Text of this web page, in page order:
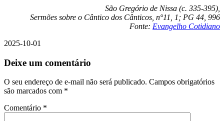
São Gregório de Nissa (c. 335-395),
Sermões sobre o Cântico dos Cânticos, n°11, 1; PG 44, 996
Fonte: Evangelho Cotidiano
2025-10-01
Deixe um comentário
O seu endereço de e-mail não será publicado. Campos obrigatórios
são marcados com *
Comentário *